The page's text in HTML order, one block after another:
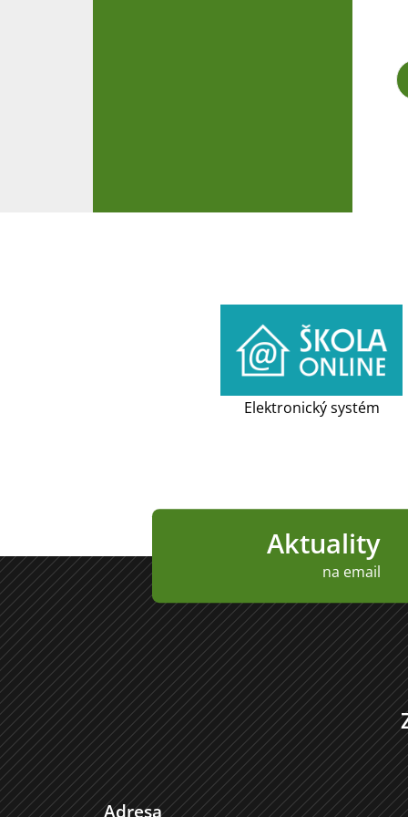
Elektronický systém
Aktuality
na email
Adresa